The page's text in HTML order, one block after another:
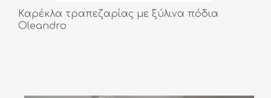
Καρέκλα τραπεζαρίας με ξύλινα πόδια
Oleandro